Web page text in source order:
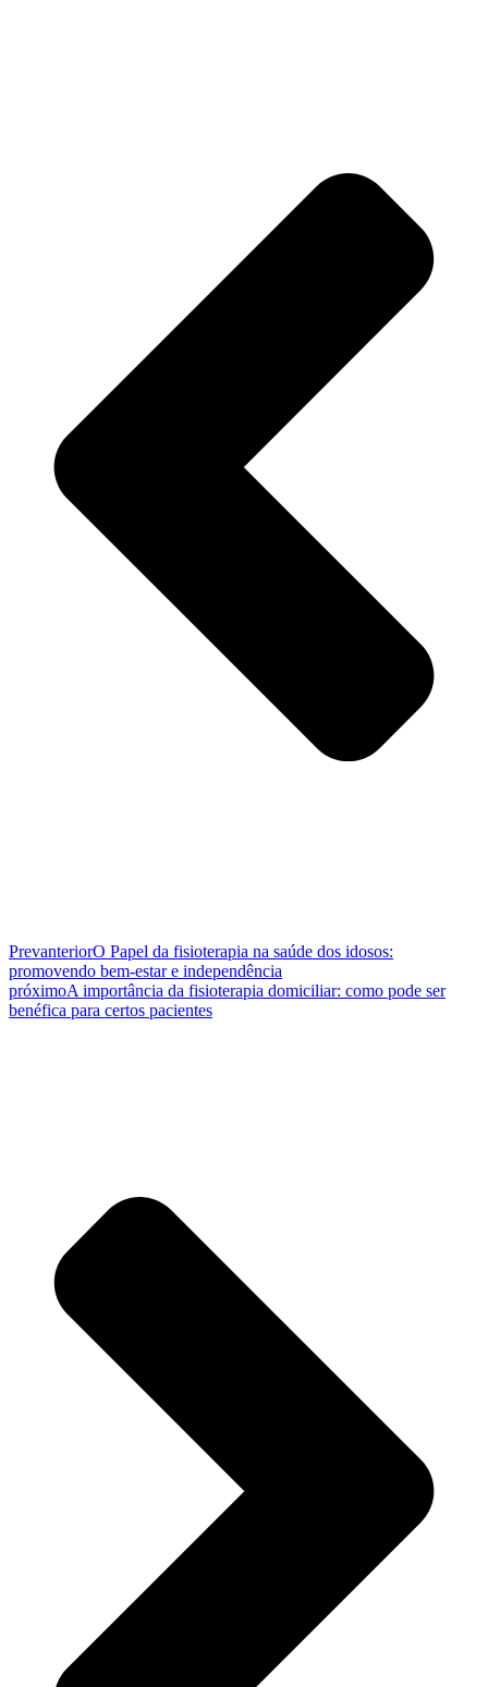
PrevanteriorO Papel da fisioterapia na saúde dos idosos:
promovendo bem-estar e independência
próximoA importância da fisioterapia domiciliar: como pode ser
benéfica para certos pacientes